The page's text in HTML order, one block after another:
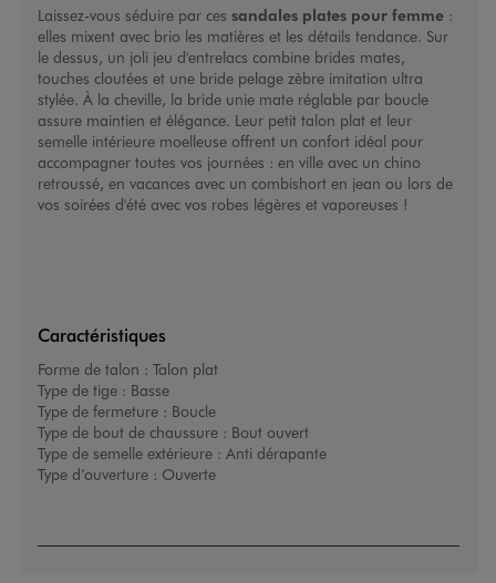
Laissez-vous séduire par ces sandales plates pour femme:
elles mixent avec brio les matières et les détails tendance. Sur
le dessus, un joli jeu d'entrelacs combine brides mates,
touches cloutées et une bride pelage zèbre imitation ultra
stylée. À la cheville, la bride unie mate réglable par boucle
assure maintien et élégance. Leur petit talon plat et leur
semelle intérieure moelleuse offrent un confort idéal pour
accompagner toutes vos journées : en ville avec un chino
retroussé, en vacances avec un combishort en jean ou lors de
vos soirées d'été avec vos robes légères et vaporeuses !
Caractéristiques
Forme de talon : Talon plat
Type de tige : Basse
Type de fermeture : Boucle
Type de bout de chaussure : Bout ouvert
Type de semelle extérieure : Anti dérapante
Type d’ouverture : Ouverte